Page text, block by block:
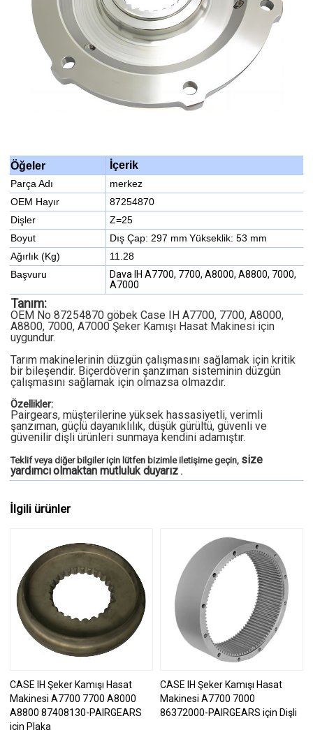
Öğeler İçerik
Parça Adı
merkez
OEM Hayır
87254870
Dişler
Z=25
Boyut
Dış Çap: 297 mm Yükseklik: 53 mm
Ağırlık (Kg)
11.28
Başvuru
Dava IH A7700, 7700, A8000, A8800, 7000,
A7000
Tanım:
OEM No 87254870 göbek Case IH A7700, 7700, A8000,
A8800, 7000, A7000 Şeker Kamışı Hasat Makinesi için
uygundur.
Tarım makinelerinin düzgün çalışmasını sağlamak için kritik
bir bileşendir. Biçerdöverin şanzıman sisteminin düzgün
çalışmasını sağlamak için olmazsa olmazdır.
Özellikler:
Pairgears, müşterilerine yüksek hassasiyetli, verimli
şanzıman, güçlü dayanıklılık, düşük gürültü, güvenli ve
güvenilir dişli ürünleri sunmaya kendini adamıştır.
Teklif veya diğer bilgiler için lütfen bizimle iletişime geçin, size
yardımcıolmaktan mutluluk duyarız .
İlgili ürünler
CASE IH Şeker Kamışı Hasat
Makinesi A7700 7700 A8000
A8800 87408130-PAIRGEARS
için Plaka
CASE IH Şeker Kamışı Hasat
Makinesi A7700 7000
86372000-PAIRGEARS için Dişli